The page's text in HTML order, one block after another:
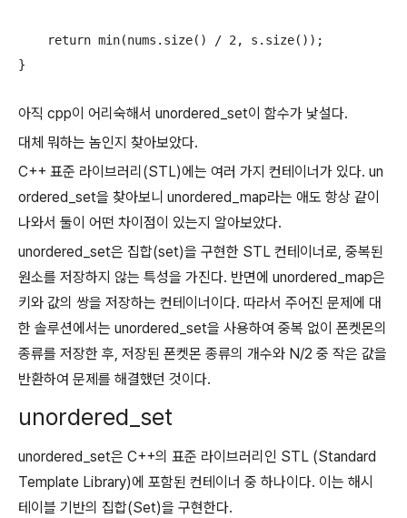
    return min(nums.size() / 2, s.size());
아직 cpp이 어리숙해서 unordered_set이 함수가 낯설다.
대체 뭐하는 놈인지 찾아보았다.
C++ 표준 라이브러리(STL)에는 여러 가지 컨테이너가 있다. un
ordered_set을 찾아보니 unordered_map라는 애도 항상 같이
나와서 둘이 어떤 차이점이 있는지 알아보았다.
unordered_set은 집합(set)을 구현한 STL 컨테이너로, 중복된
원소를 저장하지 않는 특성을 가진다. 반면에 unordered_map은
키와 값의 쌍을 저장하는 컨테이너이다. 따라서 주어진 문제에 대
한 솔루션에서는 unordered_set을 사용하여 중복 없이 폰켓몬의
종류를 저장한 후, 저장된 폰켓몬 종류의 개수와 N/2 중 작은 값을
반환하여 문제를 해결했던 것이다.
unordered_set
unordered_set은 C++의 표준 라이브러리인 STL (Standard
Template Library)에 포함된 컨테이너 중 하나이다. 이는 해시
테이블 기반의 집합(Set)을 구현한다.